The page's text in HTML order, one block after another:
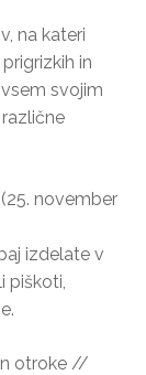
na kateri
in
svojim
november
izdelate v
piškoti,
otroke //